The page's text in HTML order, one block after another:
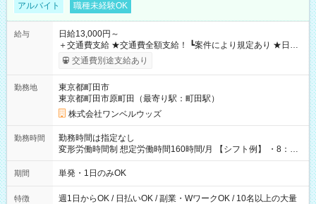
アルバイト 職種未経験OK
給与
日給13,000円～
＋交通費支給 ★交通費全額支給！ ┗案件により規定あり ★日払
いOK！（規定あり） ┗働いたその日に現金GET♪ お仕事後はコ
ンビニATMから 日払い分を引き落とせます！ 【試用期間】試
交通費別途支給あり
勤務地
東京都町田市
東京都町田市原町田（最寄り駅：町田駅）
株式会社ワンベルウッズ
勤務時間
勤務時間は指定なし
変形労働時間制 想定労働時間160時間/月 【シフト例】 ・8：00
～21：00
期間 単発・1日のみOK
特徴
週1日からOK / 日払いOK / 副業・WワークOK / 10名以上の大量